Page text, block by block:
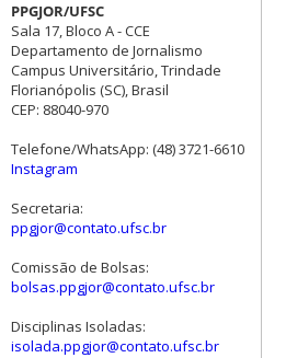
PPGJOR/UFSC
Sala 17, Bloco A - CCE
Departamento de Jornalismo
Campus Universitário, Trindade
Florianópolis (SC), Brasil
CEP: 88040-970
Telefone/WhatsApp: (48) 3721-6610
Instagram
Secretaria:
ppgjor@contato.ufsc.br
Comissão de Bolsas:
bolsas.ppgjor@contato.ufsc.br
Disciplinas Isoladas:
isolada.ppgjor@contato.ufsc.br